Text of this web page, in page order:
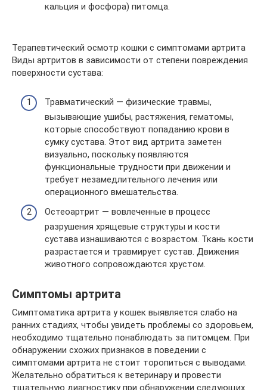
кальция и фосфора) питомца.
Терапевтический осмотр кошки с симптомами артрита
Виды артритов в зависимости от степени повреждения
поверхности сустава:
Травматический — физические травмы,
вызывающие ушибы, растяжения, гематомы,
которые способствуют попаданию крови в
сумку сустава. Этот вид артрита заметен
визуально, поскольку появляются
функциональные трудности при движении и
требует незамедлительного лечения или
операционного вмешательства.
Остеоартрит — вовлеченные в процесс
разрушения хрящевые структуры и кости
сустава изнашиваются с возрастом. Ткань кости
разрастается и травмирует сустав. Движения
животного сопровождаются хрустом.
Симптомы артрита
Симптоматика артрита у кошек выявляется слабо на
ранних стадиях, чтобы увидеть проблемы со здоровьем,
необходимо тщательно понаблюдать за питомцем. При
обнаружении схожих признаков в поведении с
симптомами артрита не стоит торопиться с выводами.
Желательно обратиться к ветеринару и провести
тщательную диагностику при обнаружении следующих